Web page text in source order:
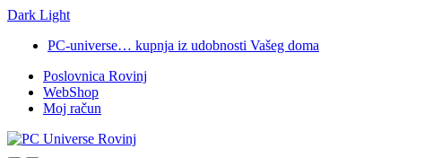
Dark Light
navigation
content
PC-universe… kupnja iz udobnosti Vašeg doma
Poslovnica Rovinj
WebShop
Moj račun